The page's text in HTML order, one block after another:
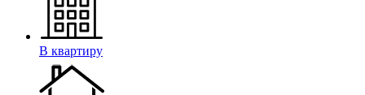
В квартиру